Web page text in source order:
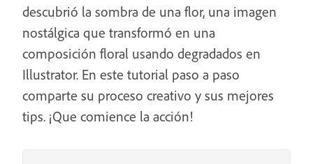
descubrió la sombra de una flor, una imagen
nostálgica que transformó en una
composición floral usando degradados en
Illustrator. En este tutorial paso a paso
comparte su proceso creativo y sus mejores
tips. ¡Que comience la acción!